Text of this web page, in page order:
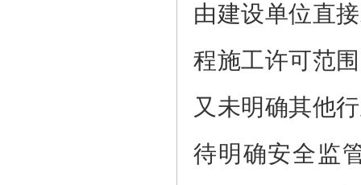
由建设单位直
程施工许可范
又未明确其他
待明确安全监